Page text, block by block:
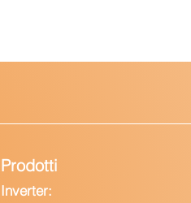
Prodotti
Inverter: